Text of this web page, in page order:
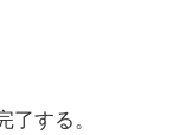
する。